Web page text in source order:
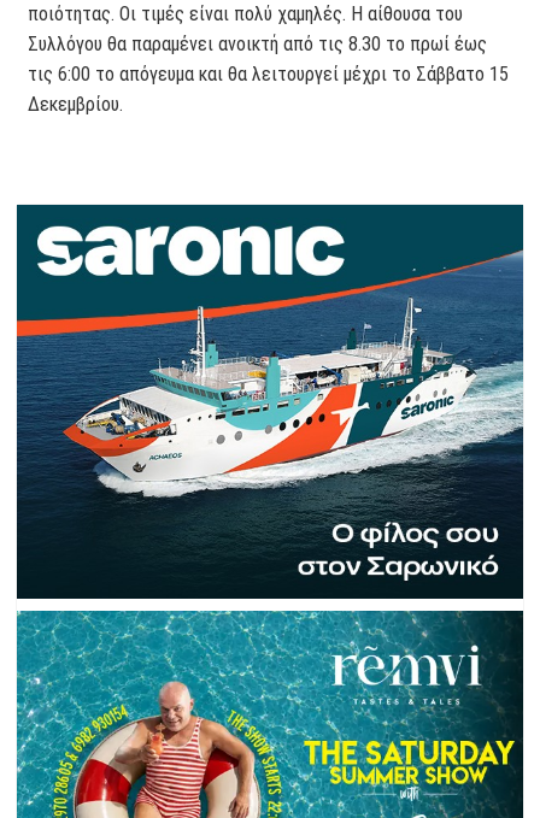
ποιότητας. Οι τιμές είναι πολύ χαμηλές. Η αίθουσα του
Συλλόγου θα παραμένει ανοικτή από τις 8.30 το πρωί έως
τις 6:00 το απόγευμα και θα λειτουργεί μέχρι το Σάββατο 15
Δεκεμβρίου.